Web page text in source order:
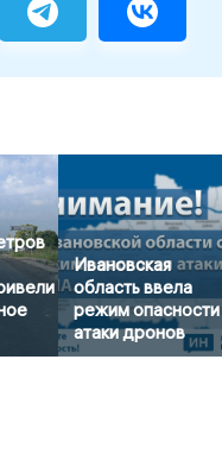
Ивановская
область ввела
режим опасности
атаки дронов